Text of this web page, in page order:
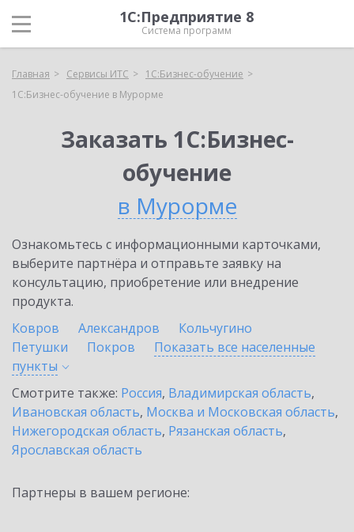
1С:Предприятие 8
Система программ
Главная Сервисы ИТС
1С:Бизнес-обучение
1С:Бизнес-обучение в Мурорме
Заказать 1С:Бизнес-
обучение
в Мурорме
Ознакомьтесь с информационными карточками,
выберите партнёра и отправьте заявку на
консультацию, приобретение или внедрение
продукта.
Ковров
Александров
Кольчугино
Петушки
Покров
Показать все населенные
пункты
Смотрите также: Россия, Владимирская область,
Ивановская область, Москва и Московская область,
Нижегородская область, Рязанская область,
Ярославская область
Партнеры в вашем регионе: